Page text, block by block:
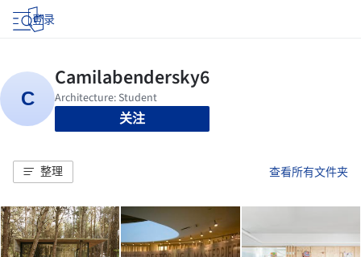
登录
关注
整理 查看所有文件夹